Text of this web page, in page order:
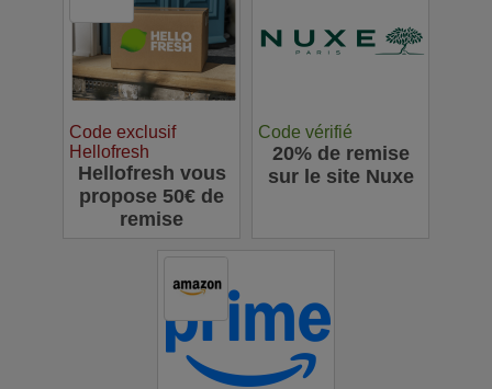
Code exclusif
Hellofresh
Hellofresh vous
propose 50€ de
remise
Code vérifié
20% de remise
sur le site Nuxe